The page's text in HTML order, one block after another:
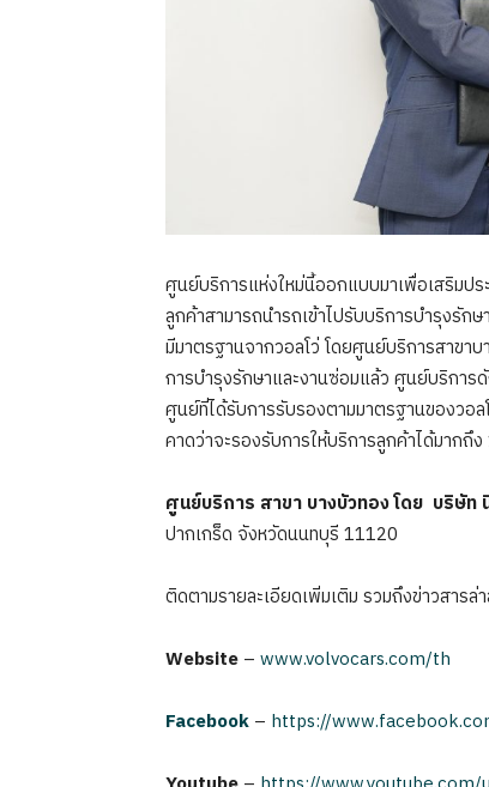
ศูนย์บริการแห่งใหม่นี้ออกแบบมาเพื่อเสริมป
ลูกค้าสามารถนำรถเข้าไปรับบริการบำรุงรั
มีมาตรฐานจากวอลโว่ โดยศูนย์บริการสาขา
การบำรุงรักษาและงานซ่อมแล้ว ศูนย์บริกา
ศูนย์ที่ได้รับการรับรองตามมาตรฐานของวอ
คาดว่าจะรองรับการให้บริการลูกค้าได้มาก
ศูนย์บริการ สาขา บางบัวทอง โดย บริษัท
ปากเกร็ด จังหวัดนนทบุรี 11120
ติดตามรายละเอียดเพิ่มเติม รวมถึงข่าวสารล่
Website – www.volvocars.com/th
Facebook – https://